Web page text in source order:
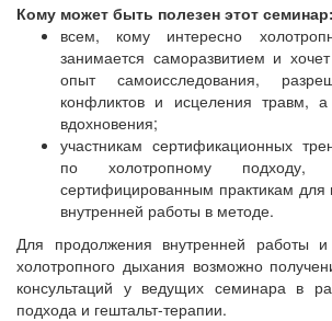
Кому может быть полезен этот семинар:
всем, кому интересно
занимается саморазвитием и
опыт самоисследования,
конфликтов и исцеления травм, а
вдохновения;
участникам сертификационных
по холотропному
сертифицированным практикам для
внутренней работы в методе.
Для продолжения внутренней работы и
холотропного дыхания возможно
консультаций у ведущих семинара в
подхода и гештальт-терапии.